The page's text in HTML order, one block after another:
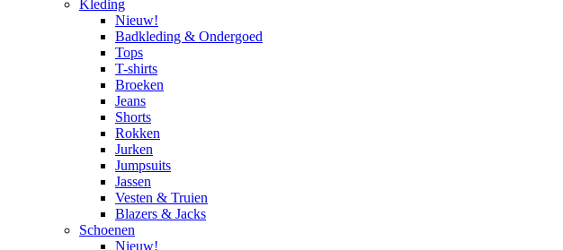
Kleding
Nieuw!
Badkleding & Ondergoed
Tops
T-shirts
Broeken
Jeans
Shorts
Rokken
Jurken
Jumpsuits
Jassen
Vesten & Truien
Blazers & Jacks
Schoenen
Nieuw!